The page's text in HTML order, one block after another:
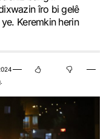
îro bi gelê
Keremkin herin